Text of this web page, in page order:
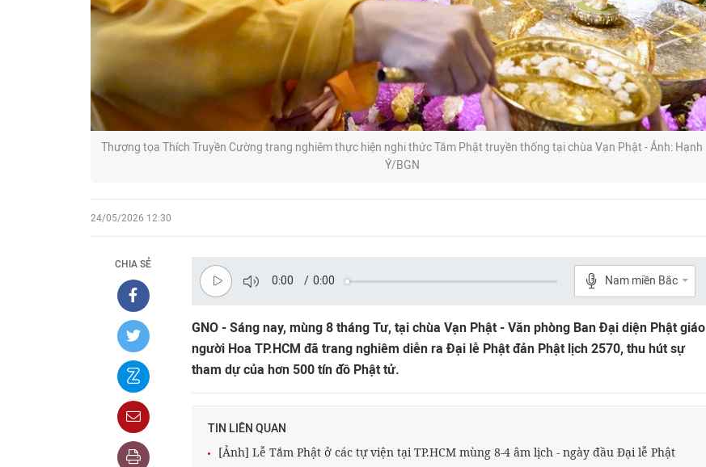
Thượng tọa Thích Truyền Cường trang nghiêm thực hiện nghi thức Tắm Phật truyền thống tại chùa Vạn Phật - Ảnh: Hạnh
Ý/BGN
24/05/2026 12:30
CHIA SẺ
0:00 / 0:00 Nam miền Bắc
GNO - Sáng nay, mùng 8 tháng Tư, tại chùa Vạn Phật - Văn phòng Ban Đại diện Phật giáo
người Hoa TP.HCM đã trang nghiêm diễn ra Đại lễ Phật đản Phật lịch 2570, thu hút sự
tham dự của hơn 500 tín đồ Phật tử.
TIN LIÊN QUAN
[Ảnh] Lễ Tắm Phật ở các tự viện tại TP.HCM mùng 8-4 âm lịch - ngày đầu Đại lễ Phật